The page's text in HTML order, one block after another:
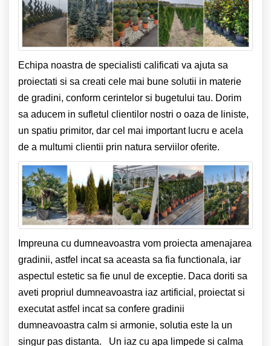
Echipa noastra de specialisti calificati va ajuta sa
proiectati si sa creati cele mai bune solutii in materie
de gradini, conform cerintelor si bugetului tau. Dorim
sa aducem in sufletul clientilor nostri o oaza de liniste,
un spatiu primitor, dar cel mai important lucru e acela
de a multumi clientii prin natura serviilor oferite.
Impreuna cu dumneavoastra vom proiecta amenajarea
gradinii, astfel incat sa aceasta sa fia functionala, iar
aspectul estetic sa fie unul de exceptie. Daca doriti sa
aveti propriul dumneavoastra iaz artificial, proiectat si
executat astfel incat sa confere gradinii
dumneavoastra calm si armonie, solutia este la un
singur pas distanta. Un iaz cu apa limpede si calma